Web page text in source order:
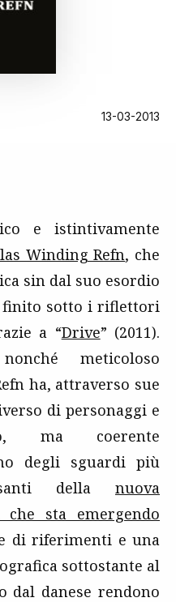
13-03-2013
e istintivamente
Winding Refn, che
sin dal suo esordio
finito sotto i riflettori
a “Drive” (2011).
meticoloso
ha, attraverso sue
di personaggi e
ma coerente
degli sguardi più
della nuova
sta emergendo
di riferimenti e una
sottostante al
dal danese rendono